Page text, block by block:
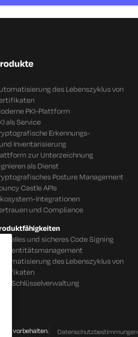
des Lebenszyklus von
PKI-Plattform
als Service
Erkennungs-
Inventarisierung
zur Unterzeichnung
als Dienst
Posture Management
Castle APIs
Integrationen
und Compliance
und sicheres Code Signing
Identitätsmanagement
des Lebenszyklus von
Schlüsselverwaltung
vorbehalten. Datenschutzbestimmungen